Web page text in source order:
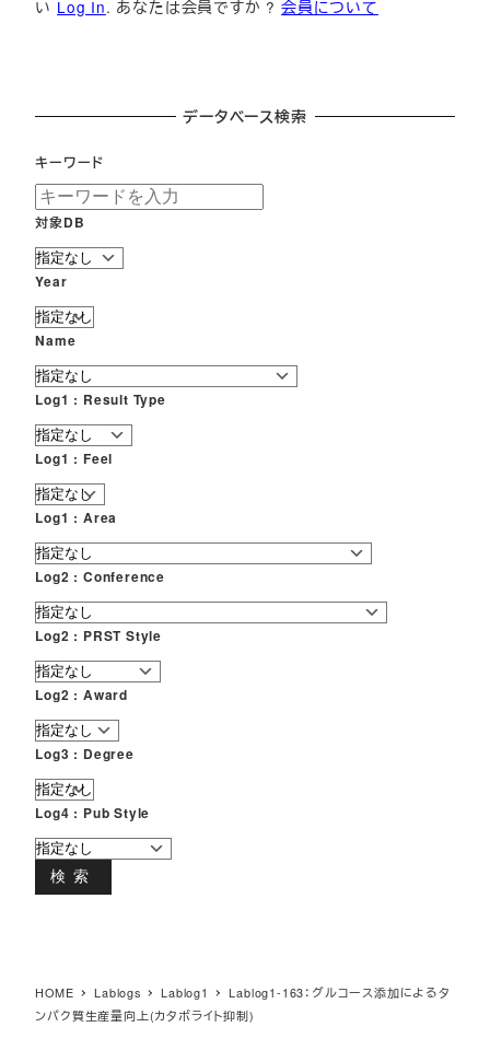
い Log In. あなたは会員ですか ?会員について
データベース検索
キーワード
対象DB
Year
Name
Log1 : Result Type
Log1 : Feel
Log1 : Area
Log2 : Conference
Log2 : PRST Style
Log2 : Award
Log3 : Degree
Log4 : Pub Style
検索
HOME Lablogs Lablog1
Lablog1-163：グルコース添加によるタ
ンパク質生産量向上(カタボライト抑制)